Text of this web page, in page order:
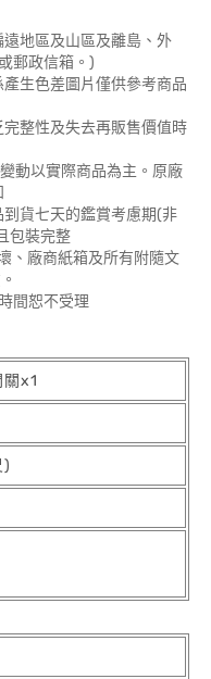
地區及山區及離島、外
郵政信箱。)
生色差圖片僅供參考商品
整性及失去再販售價值時
動以實際商品為主。原廠
貨七天的鑑賞考慮期(非
包裝完整
、廠商紙箱及所有附隨文
間恕不受理
x1
)